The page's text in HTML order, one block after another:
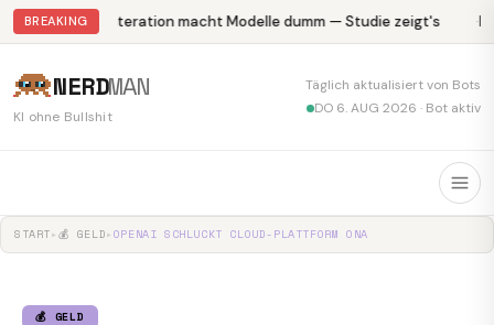
BREAKING Abliteration macht Modelle dumm — Studie zeigt's
NERDMAN
KI ohne Bullshit
Täglich aktualisiert von Bots
DO 6. AUG 2026 · Bot aktiv
START▸ 💰 GELD▸ OPENAI SCHLUCKT CLOUD-PLATTFORM ONA
💰 GELD